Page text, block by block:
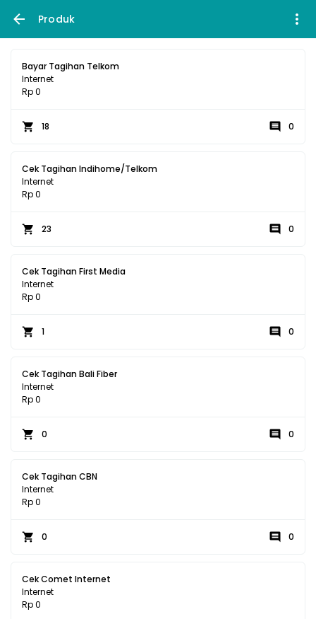
Produk
Bayar Tagihan Telkom
Internet
Rp 0
18 0
Cek Tagihan Indihome/Telkom
Internet
Rp 0
23 0
Cek Tagihan First Media
Internet
Rp 0
1 0
Cek Tagihan Bali Fiber
Internet
Rp 0
0 0
Cek Tagihan CBN
Internet
Rp 0
0 0
Cek Comet Internet
Internet
Rp 0